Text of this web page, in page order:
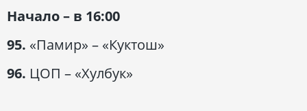
Начало – в 16:00
95. «Памир» – «Куктош»
96. ЦОП – «Хулбук»